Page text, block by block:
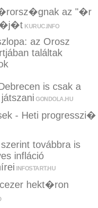
az "�r
KURUC.INFO
az Orosz
találtak
is csak a
GONDOLA.HU
- Heti progresszi�
továbbra is
infláció
INFOSTART.HU
hekt�ron